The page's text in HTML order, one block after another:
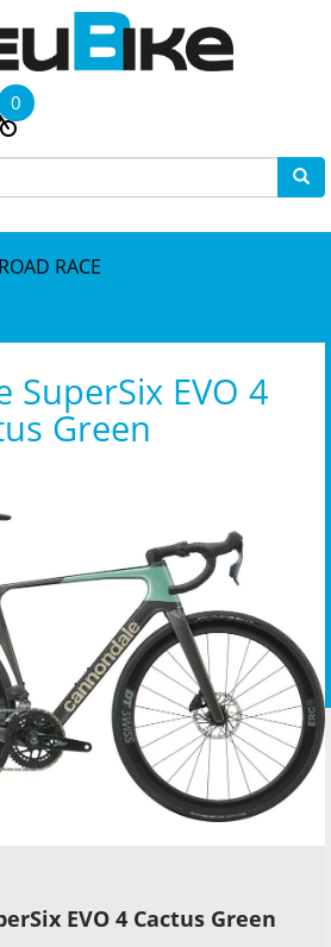
0
ROAD RACE
SuperSix EVO 4
Green
EVO 4 Cactus Green